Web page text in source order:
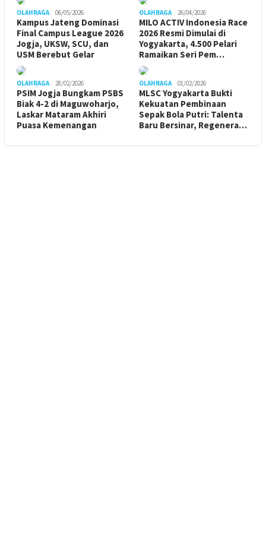
OLAHRAGA 06/05/2026
Kampus Jateng Dominasi
Final Campus League 2026
Jogja, UKSW, SCU, dan
USM Berebut Gelar
OLAHRAGA 26/04/2026
MILO ACTIV Indonesia Race
2026 Resmi Dimulai di
Yogyakarta, 4.500 Pelari
Ramaikan Seri Pem…
OLAHRAGA 28/02/2026
PSIM Jogja Bungkam PSBS
Biak 4-2 di Maguwoharjo,
Laskar Mataram Akhiri
Puasa Kemenangan
OLAHRAGA 01/02/2026
MLSC Yogyakarta Bukti
Kekuatan Pembinaan
Sepak Bola Putri: Talenta
Baru Bersinar, Regenera…